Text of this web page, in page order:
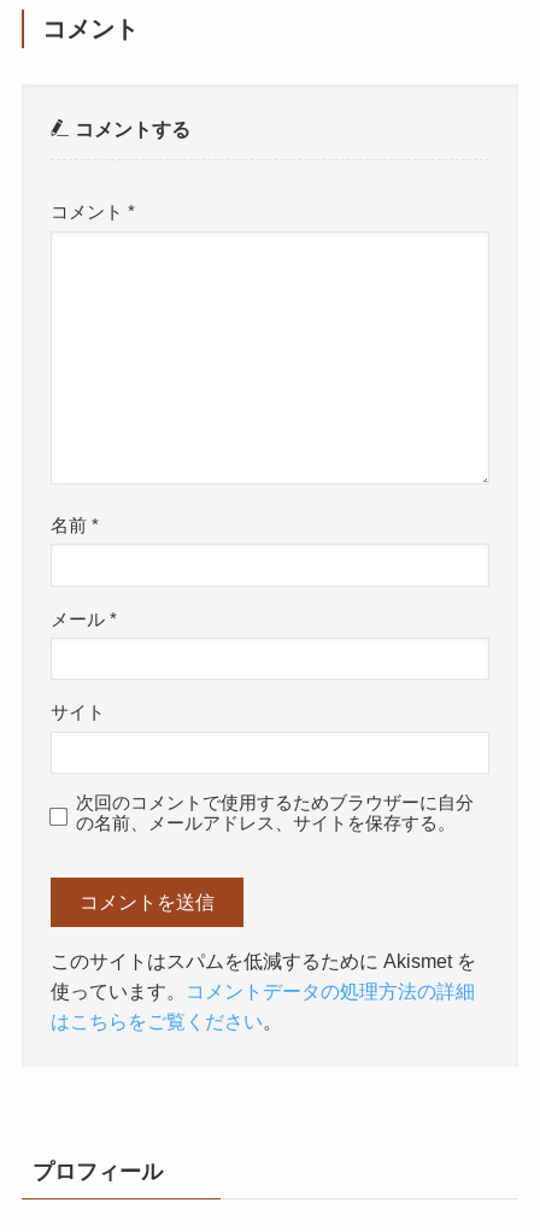
コメント
コメントする
コメント*
名前*
メール*
サイト
次回のコメントで使用するためブラウザーに自分
の名前、メールアドレス、サイトを保存する。
このサイトはスパムを低減するために Akismet を
使っています。
コメントデータの処理方法の詳細
はこちらをご覧ください。
プロフィール